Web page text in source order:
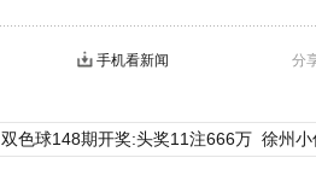
分
手机看新闻
双色球148期开奖:头奖11注666万 徐州